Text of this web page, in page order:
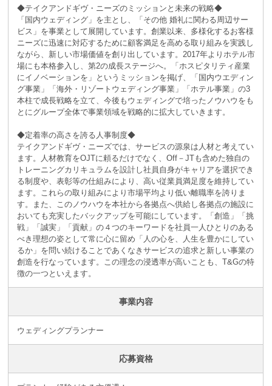
◆テイクアンドギヴ・ニーズのミッションと未来の戦略◆
「国内ウェディング」を主とし、「その他 婚礼に関わる周辺サー
ビス」を事業として展開しています。創業以来、多様化するお客様
ニーズに迅速に対応するために顧客満足を高める取り組みを実践し
ながら、新しい市場価値を創り出しています。2017年よりホテル市
場にも本格参入し、第2の成長ステージへ。「ホスピタリティ産業
にイノベーションを」というミッションを掲げ、「国内ウエディン
グ事業」「海外・リゾートウェディング事業」「ホテル事業」の3
本柱で成長戦略を立て、今後もウェディングで培ったノウハウをも
とにグループ全体で事業領域を戦略的に拡大していきます。
◆定着率の高さを誇る人事制度◆
テイクアンドギヴ・ニーズでは、サービスの源泉は人材と考えてい
ます。人材教育をOJTに頼るだけでなく、Off－JTも含めた独自の
トレーニングカリキュラムを設計し社員自身がキャリアを選択でき
る制度や、表彰等の仕組みにより、高い従業員満足度を維持してい
ます。これらの取り組みにより市場平均より低い離職率を誇りま
す。また、このノウハウを本社から各拠点へ供給し各拠点の施設に
おいても充実したバックアップを可能にしています。「創造」「挑
戦」「誠実」「貢献」の４つのキーワードを社員一人ひとりのある
べき理想の姿として常に心に留め「人の心を、人生を豊かにしてい
るか」を問い続けることであくなきサービスの追求と新しい事業の
創造を行なっています。この理念の浸透率が高いことも、T&Gの特
徴の一つといえます。
事業内容
ウェディングプランナー
応募資格